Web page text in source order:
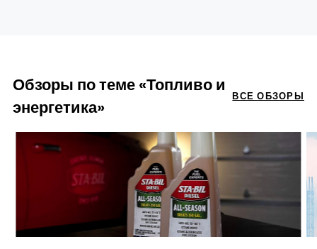
Обзоры по теме «Топливо и
энергетика»
ВСЕ ОБЗОРЫ